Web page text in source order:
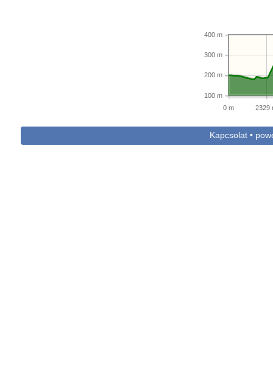
0 m 2329
100 m
200 m
300 m
400 m
Kapcsolat •